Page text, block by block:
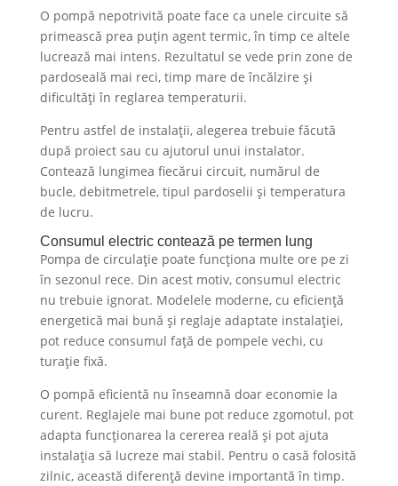
O pompă nepotrivită poate face ca unele circuite să
primească prea puțin agent termic, în timp ce altele
lucrează mai intens. Rezultatul se vede prin zone de
pardoseală mai reci, timp mare de încălzire și
dificultăți în reglarea temperaturii.
Pentru astfel de instalații, alegerea trebuie făcută
după proiect sau cu ajutorul unui instalator.
Contează lungimea fiecărui circuit, numărul de
bucle, debitmetrele, tipul pardoselii și temperatura
de lucru.
Consumul electric contează pe termen lung
Pompa de circulație poate funcționa multe ore pe zi
în sezonul rece. Din acest motiv, consumul electric
nu trebuie ignorat. Modelele moderne, cu eficiență
energetică mai bună și reglaje adaptate instalației,
pot reduce consumul față de pompele vechi, cu
turație fixă.
O pompă eficientă nu înseamnă doar economie la
curent. Reglajele mai bune pot reduce zgomotul, pot
adapta funcționarea la cererea reală și pot ajuta
instalația să lucreze mai stabil. Pentru o casă folosită
zilnic, această diferență devine importantă în timp.